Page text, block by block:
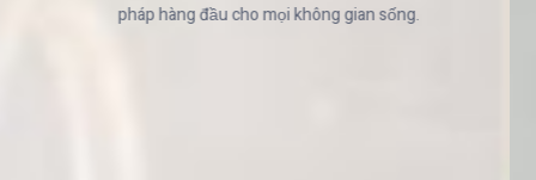
cuộc sống.